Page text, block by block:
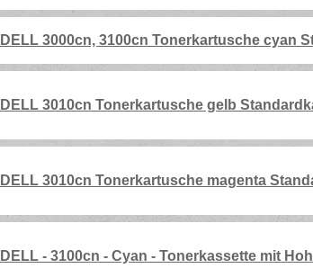
DELL 3000cn, 3100cn Tonerkartusche cyan
DELL 3010cn Tonerkartusche gelb
DELL 3010cn Tonerkartusche magenta
DELL - 3100cn - Cyan - Tonerkassette mit